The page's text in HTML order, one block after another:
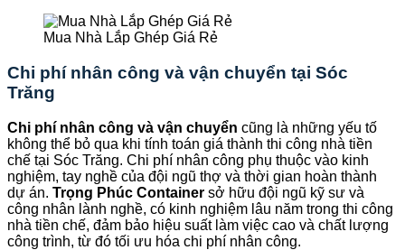
Mua Nhà Lắp Ghép Giá Rẻ
Chi phí nhân công và vận chuyển tại Sóc
Trăng
Chi phí nhân công và vận chuyển cũng là những yếu tố
không thể bỏ qua khi tính toán giá thành thi công nhà tiền
chế tại Sóc Trăng. Chi phí nhân công phụ thuộc vào kinh
nghiệm, tay nghề của đội ngũ thợ và thời gian hoàn thành
dự án. Trọng Phúc Container sở hữu đội ngũ kỹ sư và
công nhân lành nghề, có kinh nghiệm lâu năm trong thi công
nhà tiền chế, đảm bảo hiệu suất làm việc cao và chất lượng
công trình, từ đó tối ưu hóa chi phí nhân công.